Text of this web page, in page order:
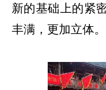
新的基础上的紧
丰满，更加立体。